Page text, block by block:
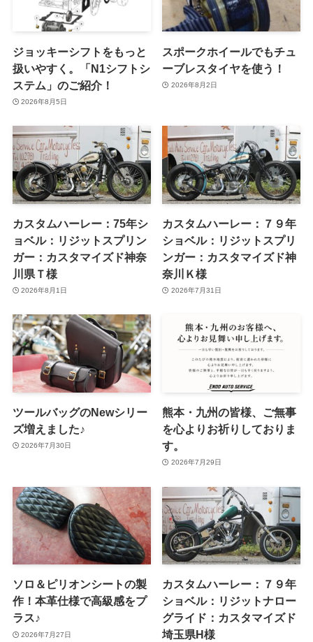
ジョッキーシフトをもっと
扱いやすく。「N1シフトシ
ステム」のご紹介！
2026年8月5日
スポークホイールでもチュ
ーブレスタイヤを使う！
2026年8月2日
カスタムハーレー：75年シ
ョベル：リジットスプリン
ガー：カスタマイズド神奈
川県Ｔ様
2026年8月1日
カスタムハーレー：７９年
ショベル：リジットスプリ
ンガー：カスタマイズド神
奈川Ｋ様
2026年7月31日
ツールバッグのNewシリー
ズ増えました♪
2026年7月30日
熊本・九州の皆様、ご無事
を心よりお祈りしておりま
す。
2026年7月29日
ソロ＆ピリオンシートの製
作！本革仕様で高級感をプ
ラス♪
2026年7月27日
カスタムハーレー：７９年
ショベル：リジットナロー
グライド：カスタマイズド
埼玉県H様